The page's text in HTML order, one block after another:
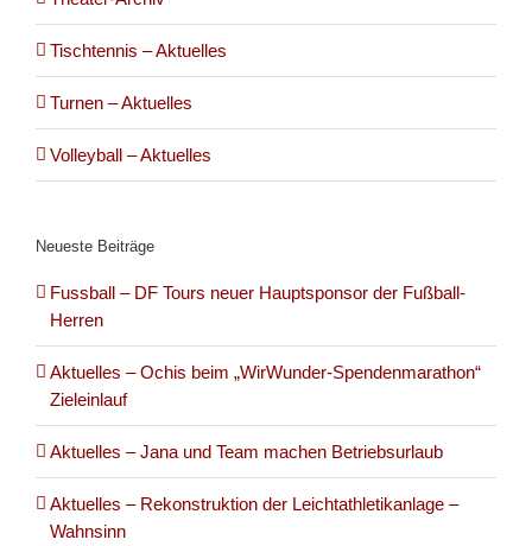
Tischtennis – Aktuelles
Turnen – Aktuelles
Volleyball – Aktuelles
Neueste Beiträge
Fussball – DF Tours neuer Hauptsponsor der Fußball-
Herren
Aktuelles – Ochis beim „WirWunder-Spendenmarathon“
Zieleinlauf
Aktuelles – Jana und Team machen Betriebsurlaub
Aktuelles – Rekonstruktion der Leichtathletikanlage –
Wahnsinn